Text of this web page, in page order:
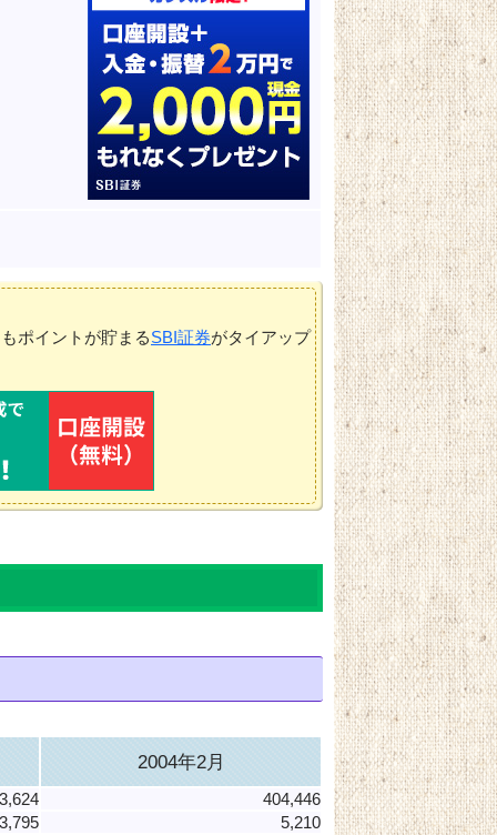
ポイントが貯まるSBI証券がタイアップ
2004年2月
404,446
5,210